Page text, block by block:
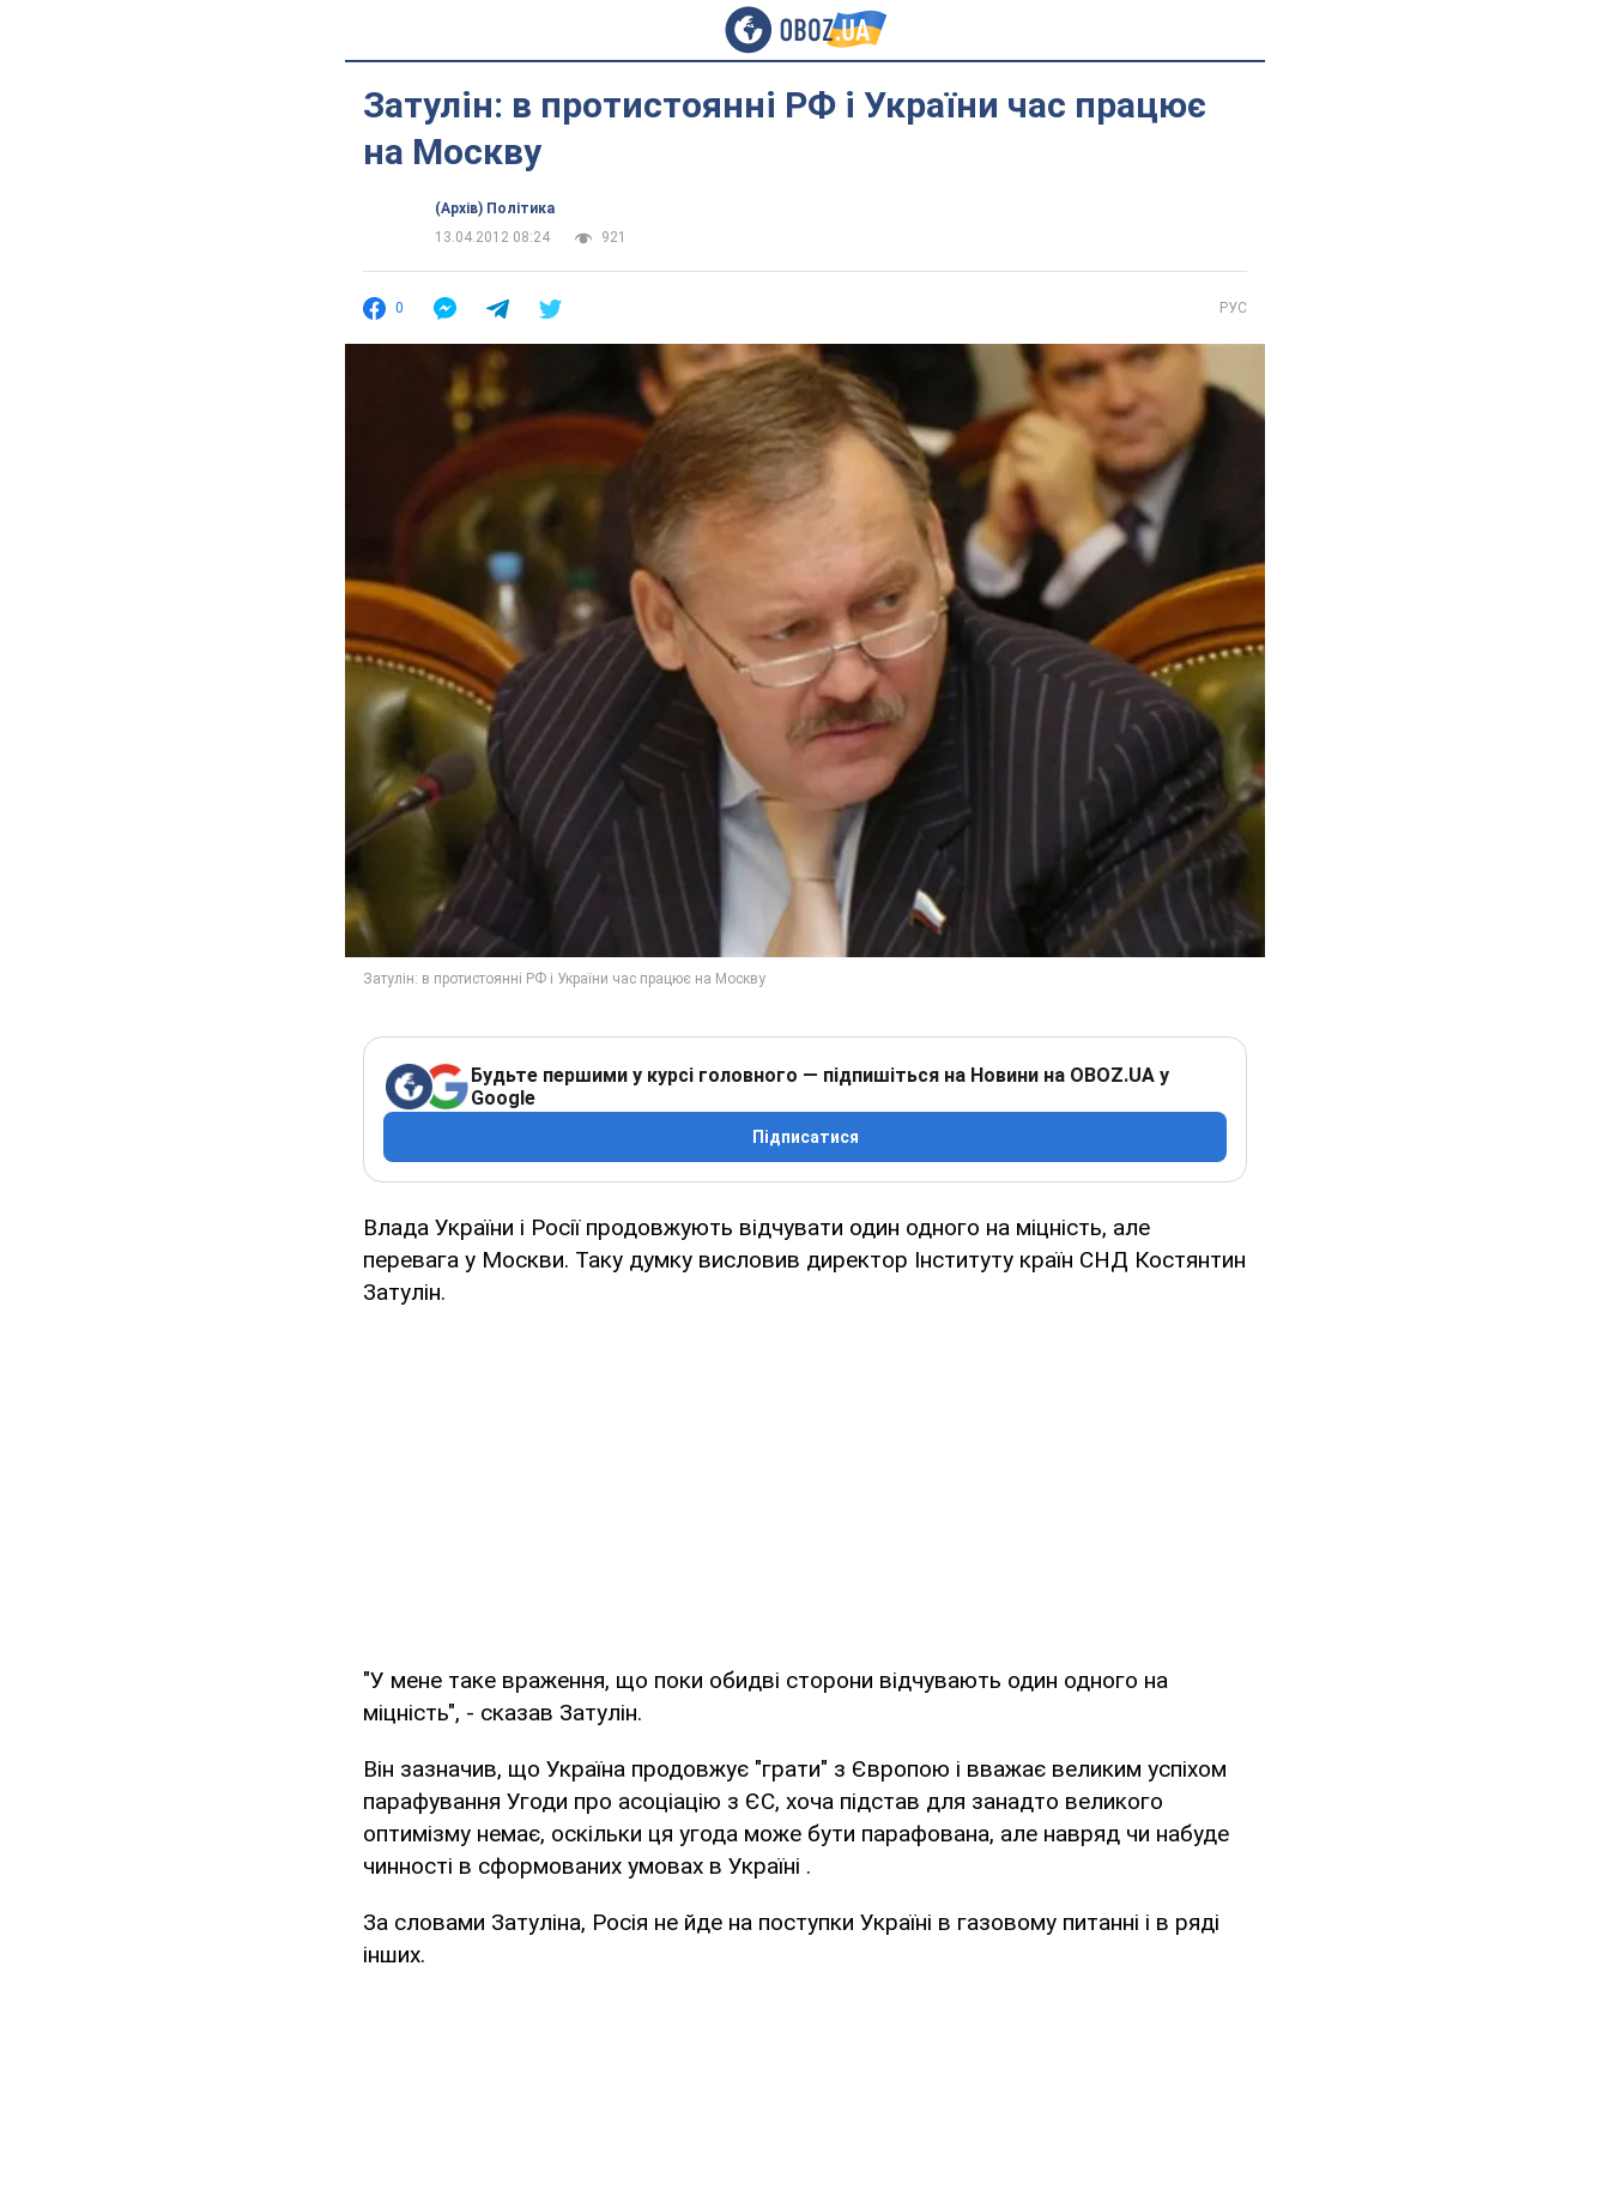
Затулін: в протистоянні РФ і України час працює
на Москву
(Архів) Політика
13.04.2012 08:24
921
0 РУС
Будьте першими у курсі головного — підпишіться на Новини на OBOZ.UA у
Google
Підписатися
Влада України і Росії продовжують відчувати один одного на міцність, але
перевага у Москви. Таку думку висловив директор Інституту країн СНД Костянтин
Затулін.
"У мене таке враження, що поки обидві сторони відчувають один одного на
міцність", - сказав Затулін.
Він зазначив, що Україна продовжує "грати" з Європою і вважає великим успіхом
парафування Угоди про асоціацію з ЄС, хоча підстав для занадто великого
оптимізму немає, оскільки ця угода може бути парафована, але навряд чи набуде
чинності в сформованих умовах в Україні .
За словами Затуліна, Росія не йде на поступки Україні в газовому питанні і в ряді
інших.